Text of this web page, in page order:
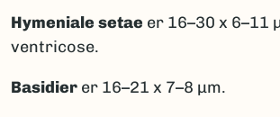
Hymeniale setae er 16–30 x 6–11
ventricose.
Basidier er 16–21 x 7–8 μm.